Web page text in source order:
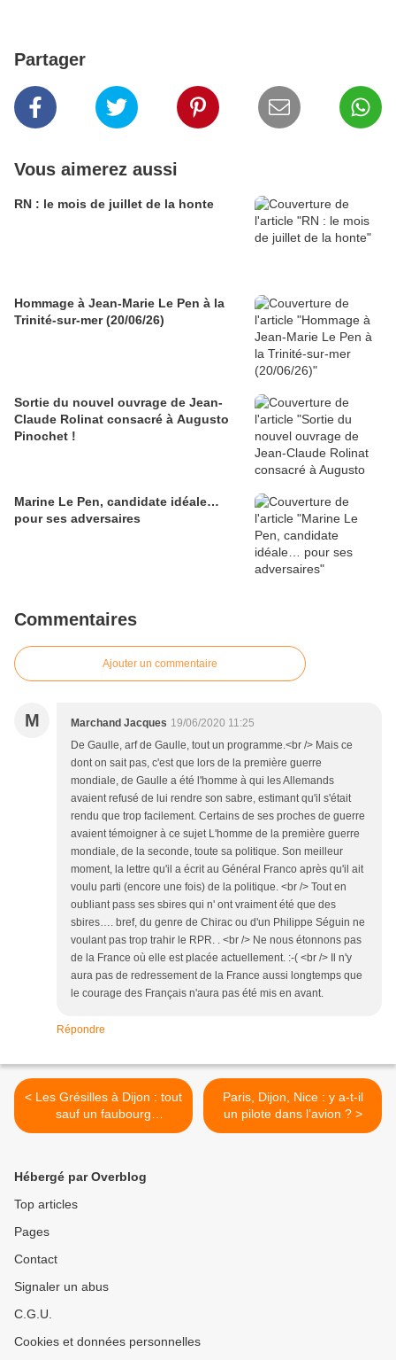
Partager
Vous aimerez aussi
RN : le mois de juillet de la honte
Hommage à Jean-Marie Le Pen à la
Trinité-sur-mer (20/06/26)
Sortie du nouvel ouvrage de Jean-
Claude Rolinat consacré à Augusto
Pinochet !
Marine Le Pen, candidate idéale…
pour ses adversaires
Commentaires
Ajouter un commentaire
M Marchand Jacques 19/06/2020 11:25
De Gaulle, arf de Gaulle, tout un programme.<br /> Mais ce
dont on sait pas, c'est que lors de la première guerre
mondiale, de Gaulle a été l'homme à qui les Allemands
avaient refusé de lui rendre son sabre, estimant qu'il s'était
rendu que trop facilement. Certains de ses proches de guerre
avaient témoigner à ce sujet L'homme de la première guerre
mondiale, de la seconde, toute sa politique. Son meilleur
moment, la lettre qu'il a écrit au Général Franco après qu'il ait
voulu parti (encore une fois) de la politique. <br /> Tout en
oubliant pass ses sbires qui n' ont vraiment été que des
sbires…. bref, du genre de Chirac ou d'un Philippe Séguin ne
voulant pas trop trahir le RPR. . <br /> Ne nous étonnons pas
de la France où elle est placée actuellement. :-( <br /> Il n'y
aura pas de redressement de la France aussi longtemps que
le courage des Français n'aura pas été mis en avant.
Répondre
< Les Grésilles à Dijon : tout
sauf un faubourg
abandonné, on y a investi
Paris, Dijon, Nice : y a-t-il
un pilote dans l’avion ? >
Hébergé par Overblog
Top articles
Pages
Contact
Signaler un abus
C.G.U.
Cookies et données personnelles